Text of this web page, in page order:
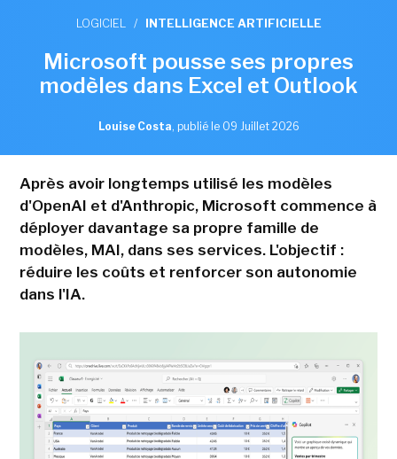
LOGICIEL / INTELLIGENCE ARTIFICIELLE
Microsoft pousse ses propres
modèles dans Excel et Outlook
Louise Costa, publié le 09 Juillet 2026
Après avoir longtemps utilisé les modèles
d'OpenAI et d'Anthropic, Microsoft commence à
déployer davantage sa propre famille de
modèles, MAI, dans ses services. L'objectif :
réduire les coûts et renforcer son autonomie
dans l'IA.